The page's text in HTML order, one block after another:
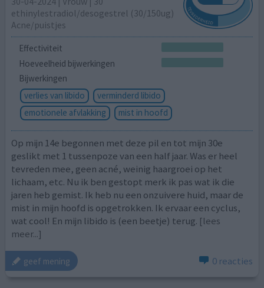
ethinylestradiol/desogestrel (30/150ug)
Acne/puistjes
Effectiviteit
Hoeveelheid bijwerkingen
Bijwerkingen
verlies van libido
verminderd libido
emotionele afvlakking
mist in hoofd
Op mijn 14e begonnen met deze pil en tot mijn 30e
geslikt met 1 tussenpoze van een half jaar. Was er heel
tevreden mee, geen acné, weinig haargroei op het
lichaam, etc. Nu ik ben gestopt merk ik pas wat ik die
jaren heb gemist. Ik heb nu een onzuivere huid, maar de
mist in mijn hoofd is opgetrokken. Ik ervaar een cyclus,
wat cool! En mijn libido is (een beetje) terug. [lees
meer...]
geef mening 0 reacties